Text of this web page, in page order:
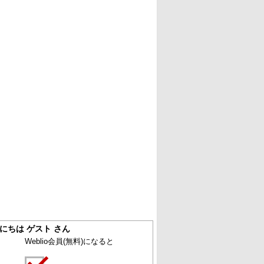
ちは ゲスト さん
Weblio会員(無料)になると